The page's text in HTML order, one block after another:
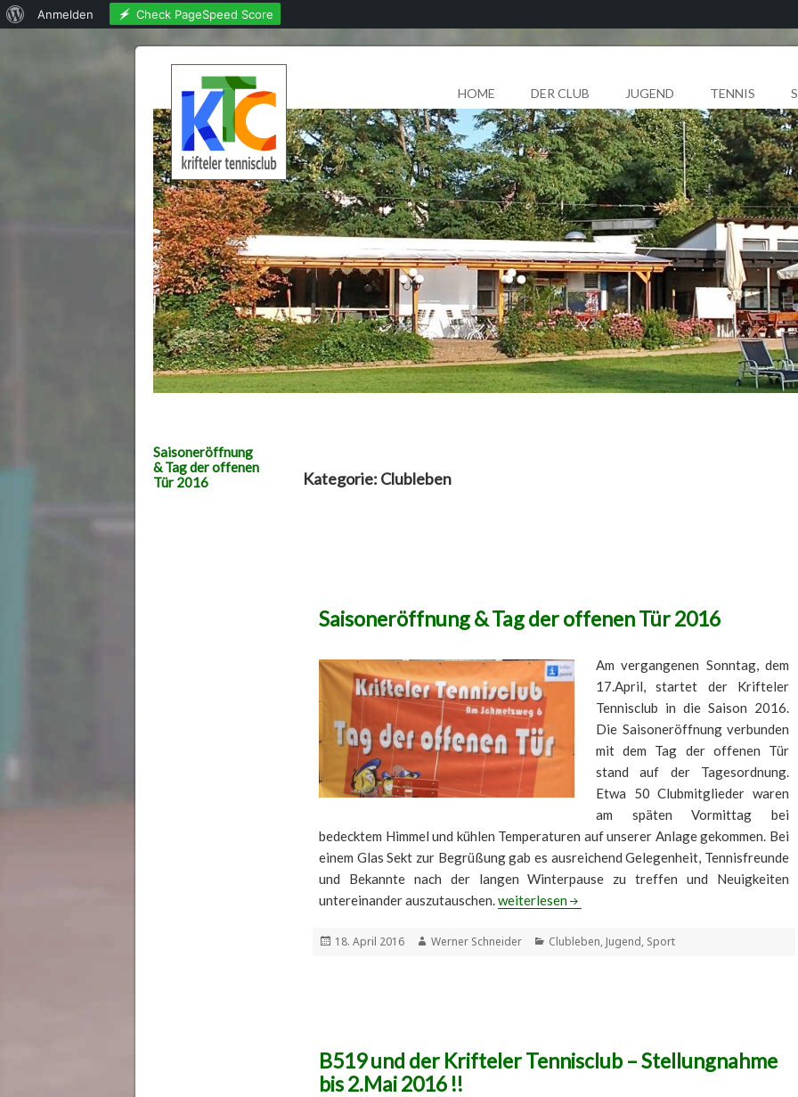
HOME DER CLUB JUGEND TENNIS
Saisoneröffnung
& Tag der offenen
Tür 2016
Kategorie: Clubleben
Saisoneröffnung & Tag der offenen Tür 2016
Am vergangenen Sonntag, dem
17.April, startet der Krifteler
Tennisclub in die Saison 2016.
Die Saisoneröffnung verbunden
mit dem Tag der offenen Tür
stand auf der Tagesordnung.
Etwa 50 Clubmitglieder waren
am späten Vormittag bei
bedecktem Himmel und kühlen Temperaturen auf unserer Anlage gekommen. Bei
einem Glas Sekt zur Begrüßung gab es ausreichend Gelegenheit, Tennisfreunde
und Bekannte nach der langen Winterpause zu treffen und Neuigkeiten
untereinander auszutauschen.Saisoneröffnung & Tag der offenen Tür 2016
weiterlesen
Veröffentlicht
18. April 2016 Autor
Werner Schneider Kategorien
Clubleben, Jugend, Sport
B519 und der Krifteler Tennisclub – Stellungnahme
bis 2.Mai 2016 !!
Über
Anmelden Check PageSpeed Score